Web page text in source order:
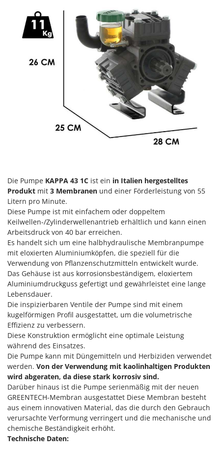
Heißluftfritteusen
Heizkanonen und Elektroheizer
Hochdruckreiniger
Hochgrasmäher
Holzbacköfen Außenbereich für Pizza und Braten
Hubwagen
Kabelpflüge für die Drainage
Kehrmaschinen
Kettensägen
Kippbare Heckschaufeln für Traktoren
Klimaanlagen – Klimageräte
Knetmaschinen
Knochensägen
Kompressoren - elektrisch
Kompressoren für Ernte und Baumschnitt
Kreiseleggen
Küchenreiben - elektrisch
Kükenaufzuchtboxen
L
Laderampe aus Aluminium
Laubsauger - Laubbläser
Laubsauger auf Rädern
Luftentfeuchter
Luftkühler
M
Mähroboter
Comet
Cresco
Cruccolini
Docma
Dominion
Dreame
E
Echo
EcoFlow
Edilmark
Effeuno
Einhell
Elegen
Energy Gruppi
Enotecnica Pillan
Eschenfelder
EuroMech
Eurosystems
F
FAC
Fama Industrie
Die Pumpe KAPPA 43 1C ist ein in Italien hergestelltes
Produkt mit 3 Membranen und einer Förderleistung von 55
Litern pro Minute.
Diese Pumpe ist mit einfachem oder doppeltem
Keilwellen-/Zylinderwellenantrieb erhältlich und kann einen
Arbeitsdruck von 40 bar erreichen.
Es handelt sich um eine halbhydraulische Membranpumpe
mit eloxierten Aluminiumköpfen, die speziell für die
Verwendung von Pflanzenschutzmitteln entwickelt wurde.
Das Gehäuse ist aus korrosionsbeständigem, eloxiertem
Aluminiumdruckguss gefertigt und gewährleistet eine lange
Lebensdauer.
Die inspizierbaren Ventile der Pumpe sind mit einem
kugelförmigen Profil ausgestattet, um die volumetrische
Effizienz zu verbessern.
Diese Konstruktion ermöglicht eine optimale Leistung
während des Einsatzes.
Die Pumpe kann mit Düngemitteln und Herbiziden verwendet
werden. Von der Verwendung mit kaolinhaltigen Produkten
wird abgeraten, da diese stark korrosiv sind.
Darüber hinaus ist die Pumpe serienmäßig mit der neuen
GREENTECH-Membran ausgestattet Diese Membran besteht
aus einem innovativen Material, das die durch den Gebrauch
verursachte Verformung verringert und die mechanische und
chemische Beständigkeit erhöht.
Technische Daten: